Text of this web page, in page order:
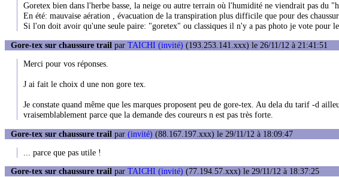
Goretex bien dans l'herbe basse, la neige ou autre terrain où l'humidité ne viendrait pas du
En été: mauvaise aération , évacuation de la transpiration plus difficile que pour des
Si l'on doit avoir qu'une seule paire: "goretex" ou classiques il n'y a pas photo je vote pour
Gore-tex sur chaussure trail par TAICHI (invité) (193.253.141.xxx) le 26/11/12 à 21:41:51
Merci pour vos réponses.
J ai fait le choix d une non gore tex.
Je constate quand même que les marques proposent peu de gore-tex. Au dela du tarif -d
vraisemblablement parce que la demande des coureurs n est pas très forte.
Gore-tex sur chaussure trail par (invité) (88.167.197.xxx) le 29/11/12 à 18:09:47
... parce que pas utile !
Gore-tex sur chaussure trail par TAICHI (invité) (77.194.57.xxx) le 29/11/12 à 18:37:25